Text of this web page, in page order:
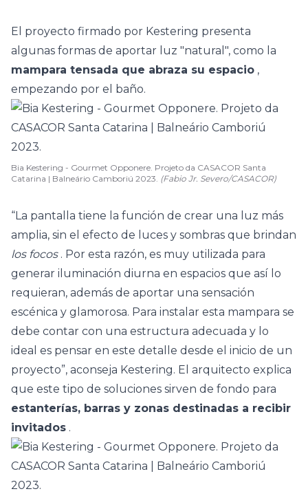
El proyecto firmado por Kestering presenta
algunas formas de aportar luz "natural", como la
mampara tensada que abraza su espacio ,
empezando por el baño.
Bia Kestering - Gourmet Opponere. Projeto da CASACOR Santa
Catarina | Balneário Camboriú 2023. (Fabio Jr. Severo/CASACOR)
“La pantalla tiene la función de crear una luz más
amplia, sin el efecto de luces y sombras que brindan
los focos. Por esta razón, es muy utilizada para
generar iluminación diurna en espacios que así lo
requieran, además de aportar una sensación
escénica y glamorosa. Para instalar esta mampara se
debe contar con una estructura adecuada y lo
ideal es pensar en este detalle desde el inicio de un
proyecto”, aconseja Kestering. El arquitecto explica
que este tipo de soluciones sirven de fondo para
estanterías, barras y zonas destinadas a recibir
invitados .